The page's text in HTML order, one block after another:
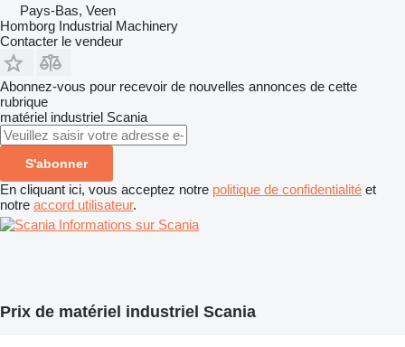
Pays-Bas, Veen
Homborg Industrial Machinery
Contacter le vendeur
Abonnez-vous pour recevoir de nouvelles annonces de cette
rubrique
matériel industriel Scania
S'abonner
En cliquant ici, vous acceptez notre politique de confidentialité et
notre accord utilisateur.
Informations sur Scania
Prix de matériel industriel Scania